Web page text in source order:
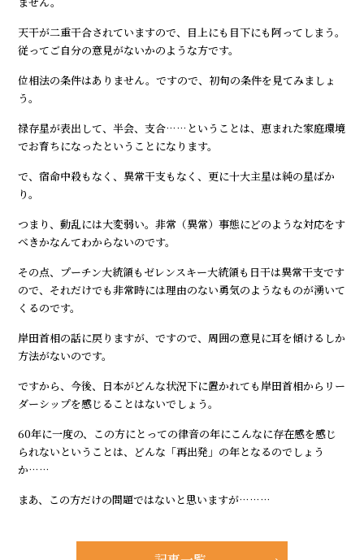
天干が二重干合されていますので、目上にも目下にも阿ってしまう。
従ってご自分の意見がないかのような方です。
位相法の条件はありません。ですので、初旬の条件を見てみましょ
う。
禄存星が表出して、半会、支合……ということは、恵まれた家庭環境
でお育ちになったということになります。
で、宿命中殺もなく、異常干支もなく、更に十大主星は純の星ばか
り。
つまり、動乱には大変弱い。非常（異常）事態にどのような対応をす
べきかなんてわからないのです。
その点、プーチン大統領もゼレンスキー大統領も日干は異常干支です
ので、それだけでも非常時には理由のない勇気のようなものが湧いて
くるのです。
岸田首相の話に戻りますが、ですので、周囲の意見に耳を傾けるしか
方法がないのです。
ですから、今後、日本がどんな状況下に置かれても岸田首相からリー
ダーシップを感じることはないでしょう。
60年に一度の、この方にとっての律音の年にこんなに存在感を感じ
られないということは、どんな「再出発」の年となるのでしょう
か……
まあ、この方だけの問題ではないと思いますが………